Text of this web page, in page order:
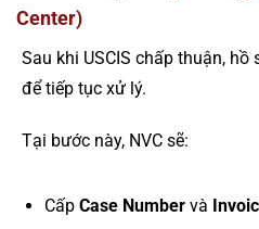
Center)
Sau khi USCIS chấp thuận, hồ
để tiếp tục xử lý.
Tại bước này, NVC sẽ:
Cấp Case Numbervà